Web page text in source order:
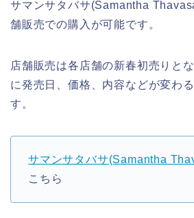
サマンサタバサ(Samantha
舗販売での購入が可能です。
店舗販売は各店舗の新春初売りと
に発売日、価格、内容などが変わ
す。
サマンサタバサ(Samantha
こちら